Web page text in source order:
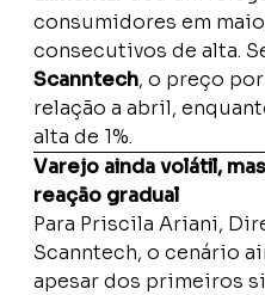
consumidores em
consecutivos de alta.
Scanntech, o preço
relação a abril,
alta de 1%.
Varejo ainda volátil,
reação gradual
Para Priscila Ariani,
Scanntech, o cenário
apesar dos primeiros